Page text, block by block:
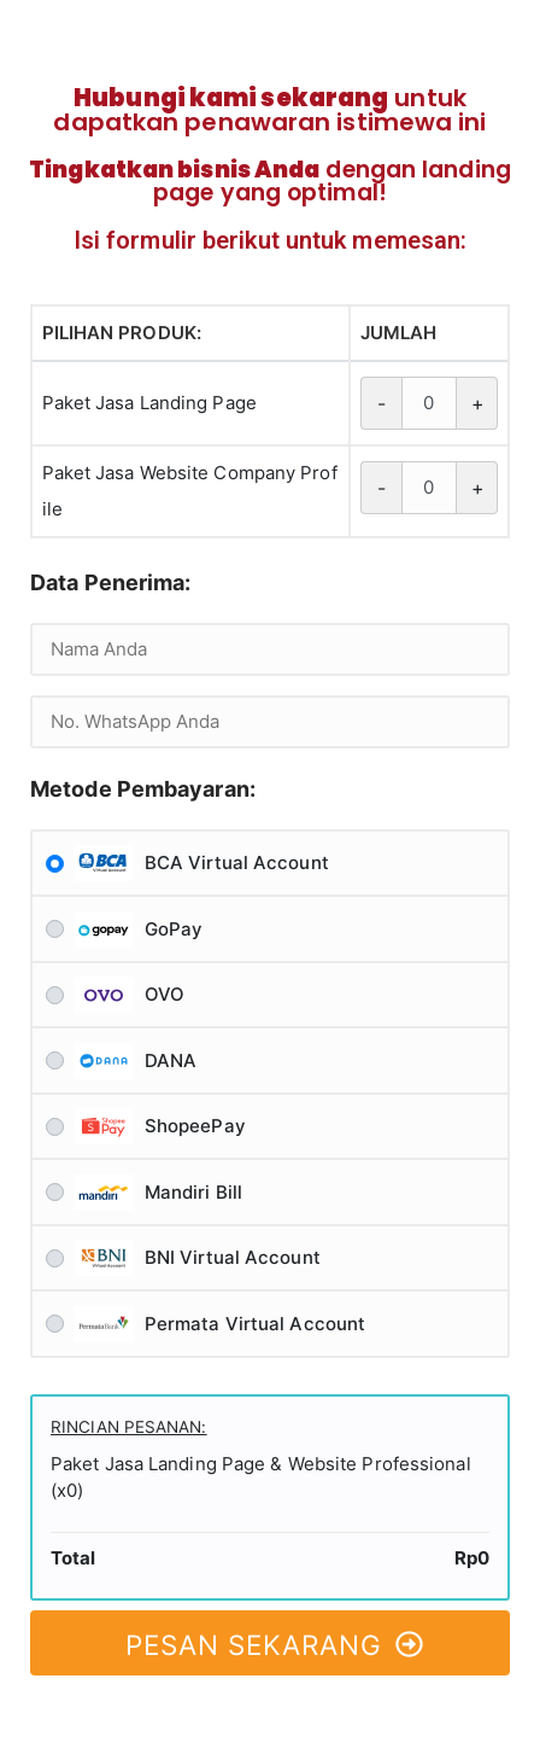
Hubungi kami sekarang untuk
dapatkan penawaran istimewa ini
Tingkatkan bisnis Anda dengan landing
page yang optimal!
Isi formulir berikut untuk memesan:
PILIHAN PRODUK: JUMLAH
Paket Jasa Landing Page - +
Paket Jasa Website Company Prof
ile
- +
Data Penerima:
Metode Pembayaran:
BCA Virtual Account
GoPay
OVO
DANA
ShopeePay
Mandiri Bill
BNI Virtual Account
Permata Virtual Account
RINCIAN PESANAN:
Paket Jasa Landing Page & Website Professional
(x0)
Total Rp0
PESAN SEKARANG